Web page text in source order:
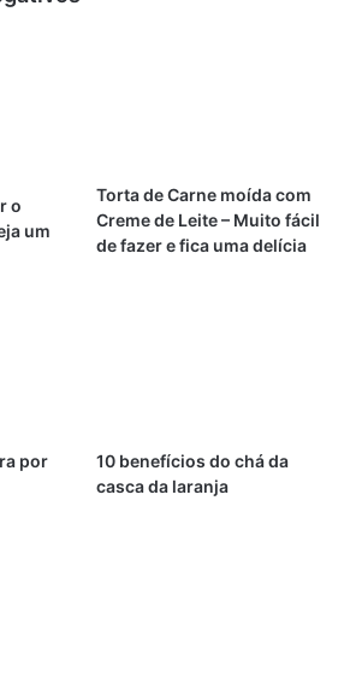
o
um
Torta de Carne moída com
Creme de Leite – Muito fácil
de fazer e fica uma delícia
por
10 benefícios do chá da
casca da laranja